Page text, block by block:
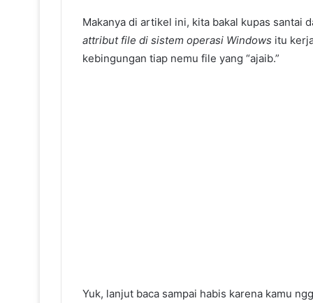
Makanya di artikel ini, kita bakal kupas santai
attribut file di sistem operasi Windows itu
kebingungan tiap nemu file yang “ajaib.”
Yuk, lanjut baca sampai habis karena kamu